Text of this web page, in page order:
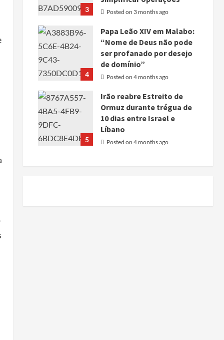
3 Posted on 3 months ago
4
Papa Leão XIV em Malabo:
“Nome de Deus não pode
ser profanado por desejo
de domínio”
Posted on 4 months ago
5
Irão reabre Estreito de
Ormuz durante trégua de
10 dias entre Israel e
Líbano
Posted on 4 months ago